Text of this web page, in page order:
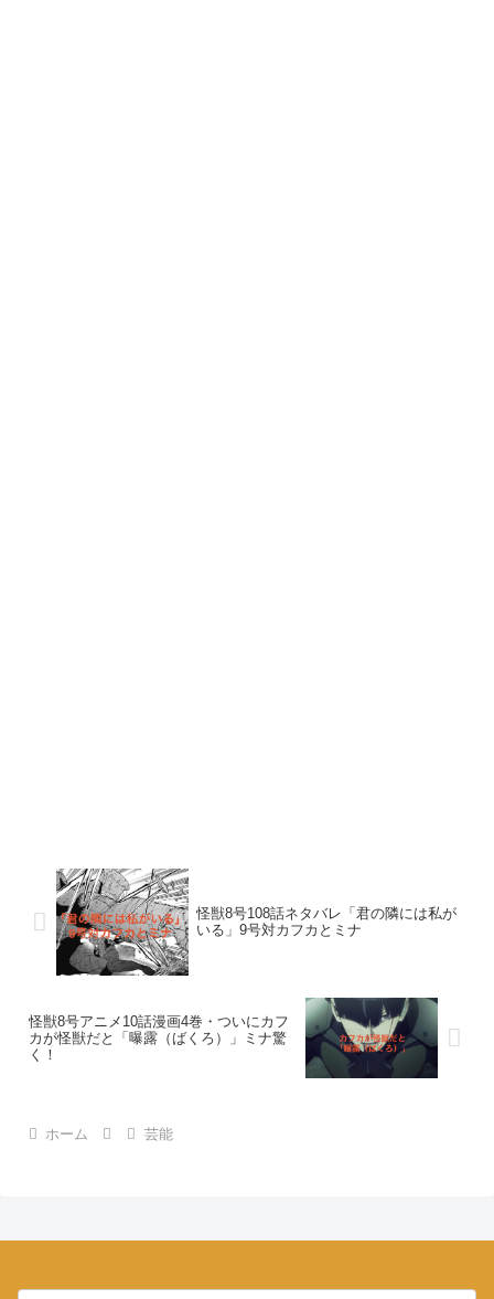
怪獣8号108話ネタバレ「君の隣には私が
いる」9号対カフカとミナ
怪獣8号アニメ10話漫画4巻・ついにカフ
カが怪獣だと「曝露（ばくろ）」ミナ驚
く！
ホーム 芸能